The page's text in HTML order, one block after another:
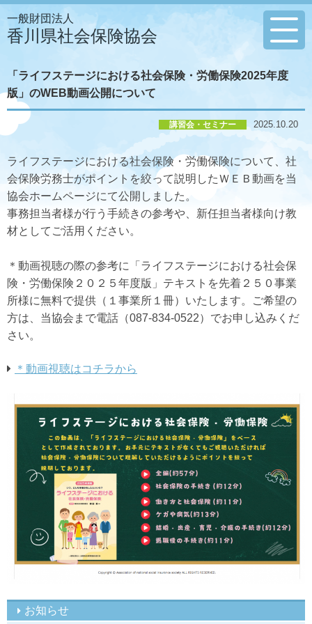
一般財団法人
香川県社会保険協会
「ライフステージにおける社会保険・労働保険2025年度
版」のWEB動画公開について
講習会・セミナー 2025.10.20
ライフステージにおける社会保険・労働保険について、社
会保険労務士がポイントを絞って説明したＷＥＢ動画を当
協会ホームページにて公開しました。
事務担当者様が行う手続きの参考や、新任担当者様向け教
材としてご活用ください。
＊動画視聴の際の参考に「ライフステージにおける社会保
険・労働保険２０２５年度版」テキストを先着２５０事業
所様に無料で提供（１事業所１冊）いたします。ご希望の
方は、当協会まで電話（087-834-0522）でお申し込みくだ
さい。
＊動画視聴はコチラから
お知らせ